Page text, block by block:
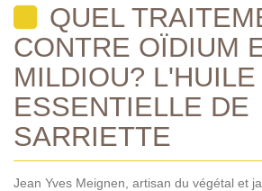
QUEL
CONTRE OÏDIUM
MILDIOU? L'HUILE
ESSENTIELLE DE
SARRIETTE
Jean Yves Meignen, artisan du végétal et